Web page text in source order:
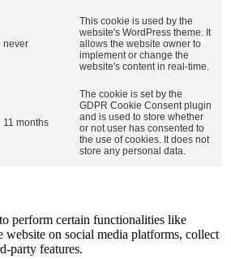
never
This cookie is used by the
website's WordPress theme. It
allows the website owner to
implement or change the
website's content in real-time.
11 months
The cookie is set by the
GDPR Cookie Consent plugin
and is used to store whether
or not user has consented to
the use of cookies. It does not
store any personal data.
perform certain functionalities like
website on social media platforms, collect
party features.